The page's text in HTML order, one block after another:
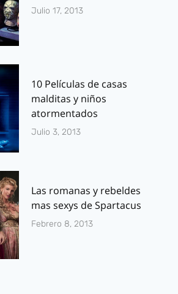
Julio 17, 2013
10 Películas de casas
malditas y niños
atormentados
Julio 3, 2013
Las romanas y rebeldes
mas sexys de Spartacus
Febrero 8, 2013